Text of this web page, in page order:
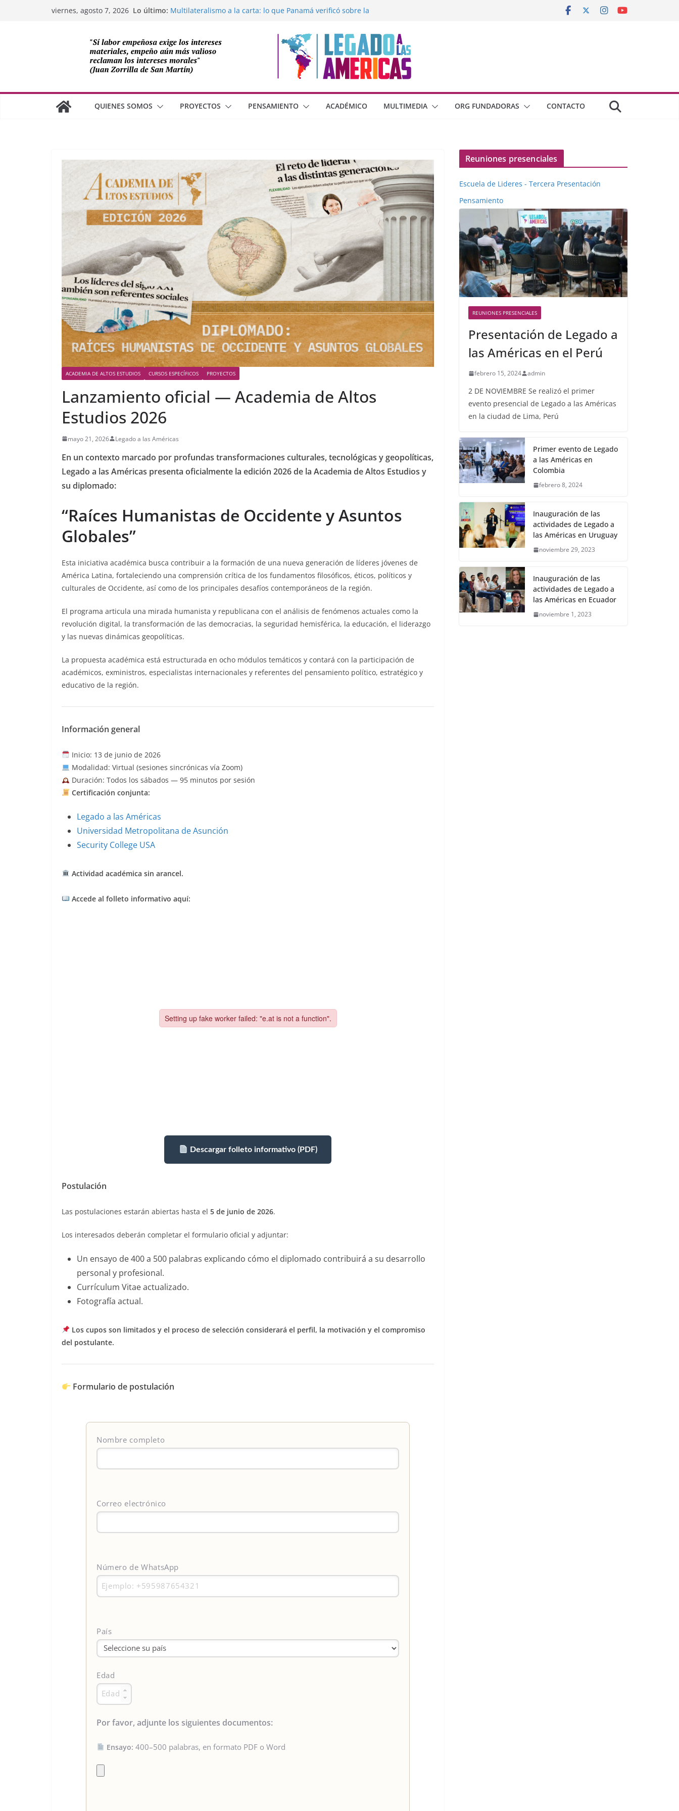
viernes, agosto 7, 2026 Lo último: Multilateralismo a la carta: lo que Panamá verificó sobre la
Compromiso de Legado a las Américas con la libertad de
Cuba
Los avances de México frente al crimen organizado y la
cooperación soberana con Estados Unidos
Adam Smith y la moral cristiana
QUIENES SOMOS PROYECTOS PENSAMIENTO ACADÉMICO MULTIMEDIA ORG FUNDADORAS CONTACTO
ACADEMIA DE ALTOS ESTUDIOS CURSOS ESPECÍFICOS PROYECTOS
Lanzamiento oficial — Academia de Altos
Estudios 2026
mayo 21, 2026 Legado a las Américas
En un contexto marcado por profundas transformaciones culturales, tecnológicas y geopolíticas,
Legado a las Américas presenta oficialmente la edición 2026 de la Academia de Altos Estudios y
su diplomado:
“Raíces Humanistas de Occidente y Asuntos
Globales”
Esta iniciativa académica busca contribuir a la formación de una nueva generación de líderes jóvenes de
América Latina, fortaleciendo una comprensión crítica de los fundamentos filosóficos, éticos, políticos y
culturales de Occidente, así como de los principales desafíos contemporáneos de la región.
El programa articula una mirada humanista y republicana con el análisis de fenómenos actuales como la
revolución digital, la transformación de las democracias, la seguridad hemisférica, la educación, el liderazgo
y las nuevas dinámicas geopolíticas.
La propuesta académica está estructurada en ocho módulos temáticos y contará con la participación de
académicos, exministros, especialistas internacionales y referentes del pensamiento político, estratégico y
educativo de la región.
Información general
Inicio: 13 de junio de 2026
Modalidad: Virtual (sesiones sincrónicas vía Zoom)
Duración: Todos los sábados — 95 minutos por sesión
Certificación conjunta:
Legado a las Américas
Universidad Metropolitana de Asunción
Security College USA
Actividad académica sin arancel.
Accede al folleto informativo aquí:
Descargar folleto informativo (PDF)
Postulación
Las postulaciones estarán abiertas hasta el 5 de junio de 2026.
Los interesados deberán completar el formulario oficial y adjuntar:
Un ensayo de 400 a 500 palabras explicando cómo el diplomado contribuirá a su desarrollo
personal y profesional.
Currículum Vitae actualizado.
Fotografía actual.
Los cupos son limitados y el proceso de selección considerará el perfil, la motivación y el compromiso
del postulante.
Formulario de postulación
Nombre completo
Correo electrónico
Número de WhatsApp
País
Edad
Por favor, adjunte los siguientes documentos:
Ensayo: 400–500 palabras, en formato PDF o Word
Reuniones presenciales
Escuela de Lideres - Tercera Presentación
Pensamiento
REUNIONES PRESENCIALES
Presentación de Legado a
las Américas en el Perú
febrero 15, 2024 admin
2 DE NOVIEMBRE Se realizó el primer
evento presencial de Legado a las Américas
en la ciudad de Lima, Perú
Primer evento de Legado
a las Américas en
Colombia
febrero 8, 2024
Inauguración de las
actividades de Legado a
las Américas en Uruguay
noviembre 29, 2023
Inauguración de las
actividades de Legado a
las Américas en Ecuador
noviembre 1, 2023